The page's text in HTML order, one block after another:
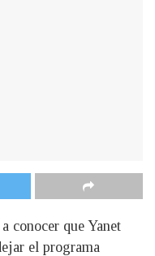
conocer que Yanet
el programa